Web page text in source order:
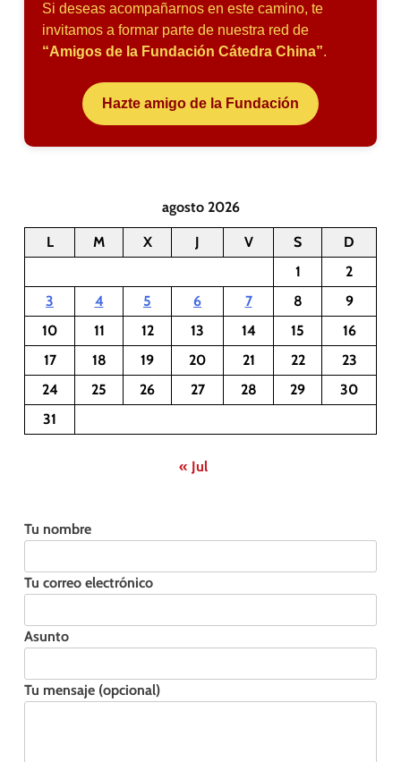
Si deseas acompañarnos en este camino, te
invitamos a formar parte de nuestra red de
“Amigos de la Fundación Cátedra China”.
Hazte amigo de la Fundación
agosto 2026
L M X J V S
D
1
2
3
4 5 6 7 8
9
10
11 12 13 14 15
16
17
18 19 20 21 22
23
24
25 26 27 28 29
30
31
« Jul
Tu nombre
Tu correo electrónico
Asunto
Tu mensaje (opcional)